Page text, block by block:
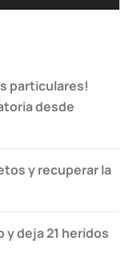
particulares!
desde
y recuperar la
y deja 21 heridos